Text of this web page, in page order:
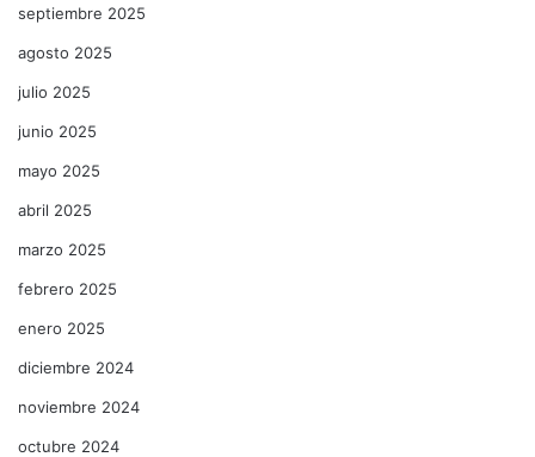
septiembre 2025
agosto 2025
julio 2025
junio 2025
mayo 2025
abril 2025
marzo 2025
febrero 2025
enero 2025
diciembre 2024
noviembre 2024
octubre 2024